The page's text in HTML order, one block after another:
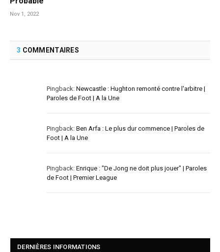
Nov 1, 2022
3 COMMENTAIRES
Pingback: Newcastle : Hughton remonté contre l'arbitre |
Paroles de Foot | A la Une
Pingback: Ben Arfa : Le plus dur commence | Paroles de
Foot | A la Une
Pingback: Enrique : "De Jong ne doit plus jouer" | Paroles
de Foot | Premier League
DERNIÈRES INFORMATIONS